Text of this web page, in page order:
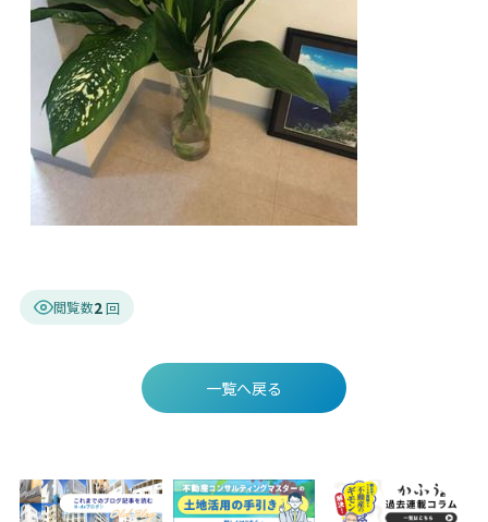
閲覧数2
一覧へ戻る